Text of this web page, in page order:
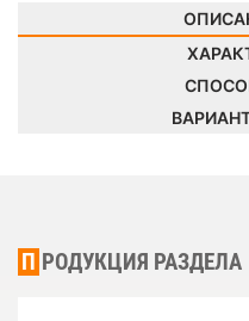
ПРОДУКЦИЯ РАЗДЕЛА